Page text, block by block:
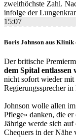
zweithöchste Zahl.
infolge der
15:07
Boris Johnson aus Klinik
Der britische
dem Spital entlassen
nicht sofort wieder mit
Regierungssprecher
Johnson wolle allen
Pflege» danken, die er
Jährige werde sich
Chequers in der Nähe